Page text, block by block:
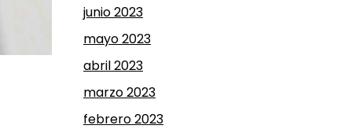
junio 2023
mayo 2023
abril 2023
marzo 2023
febrero 2023